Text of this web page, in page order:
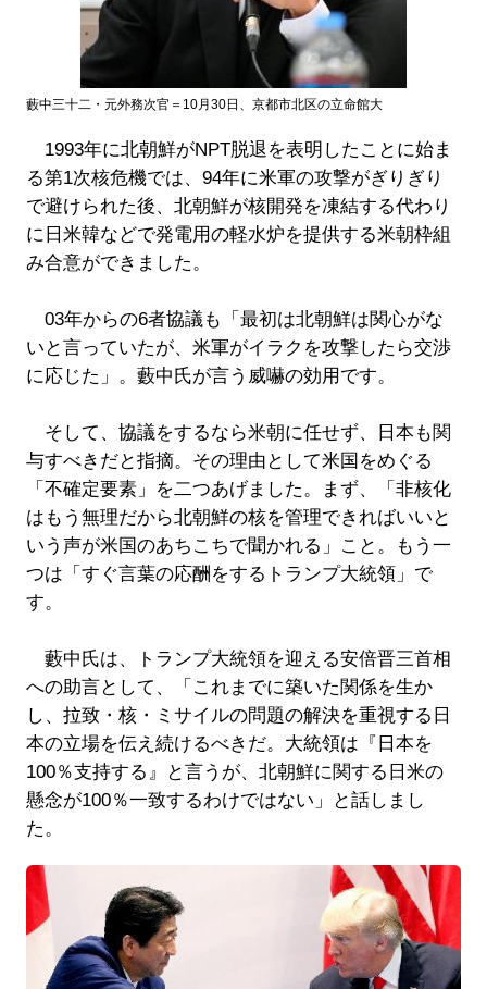
藪中三十二・元外務次官＝10月30日、京都市北区の立命館大
1993年に北朝鮮がNPT脱退を表明したことに始ま
る第1次核危機では、94年に米軍の攻撃がぎりぎり
で避けられた後、北朝鮮が核開発を凍結する代わり
に日米韓などで発電用の軽水炉を提供する米朝枠組
み合意ができました。
03年からの6者協議も「最初は北朝鮮は関心がな
いと言っていたが、米軍がイラクを攻撃したら交渉
に応じた」。藪中氏が言う威嚇の効用です。
そして、協議をするなら米朝に任せず、日本も関
与すべきだと指摘。その理由として米国をめぐる
「不確定要素」を二つあげました。まず、「非核化
はもう無理だから北朝鮮の核を管理できればいいと
いう声が米国のあちこちで聞かれる」こと。もう一
つは「すぐ言葉の応酬をするトランプ大統領」で
す。
藪中氏は、トランプ大統領を迎える安倍晋三首相
への助言として、「これまでに築いた関係を生か
し、拉致・核・ミサイルの問題の解決を重視する日
本の立場を伝え続けるべきだ。大統領は『日本を
100％支持する』と言うが、北朝鮮に関する日米の
懸念が100％一致するわけではない」と話しまし
た。